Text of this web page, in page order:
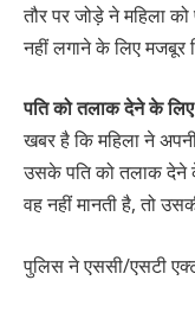
तौर पर जोड़े ने महिला
नहीं लगाने के लिए मजबूर
पति को तलाक देने के
खबर है कि महिला ने
उसके पति को तलाक देने
वह नहीं मानती है, तो
पुलिस ने एससी/एसटी